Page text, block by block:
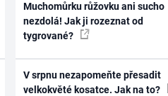
Muchomůrku růžovku ani sucho
nezdolá! Jak ji rozeznat od
tygrované?
V srpnu nezapomeňte přesadit
velkokvěté kosatce. Jak na to?